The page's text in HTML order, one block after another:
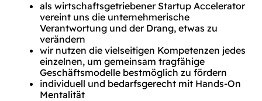
als wirtschaftsgetriebener Startup Accelerator
vereint uns die unternehmerische
Verantwortung und der Drang, etwas zu
verändern
wir nutzen die vielseitigen Kompetenzen jedes
einzelnen, um gemeinsam tragfähige
Geschäftsmodelle bestmöglich zu fördern
individuell und bedarfsgerecht mit Hands-On
Mentalität